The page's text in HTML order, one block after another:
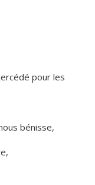
pour les
bénisse,